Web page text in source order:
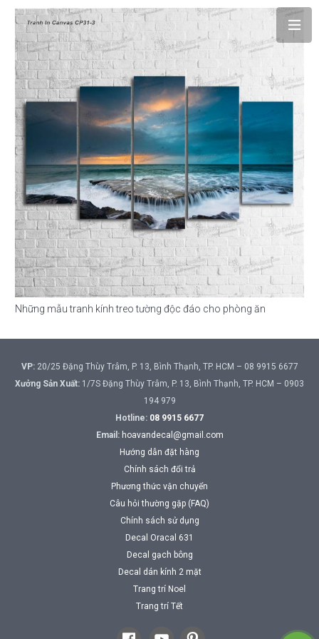
Những mẫu tranh kính treo tường độc đáo cho phòng ăn
VP:20/25 Đặng Thùy Trâm, P. 13, Bình Thạnh, TP. HCM – 08 9915 6677
Xưởng Sản Xuất: 1/7S Đặng Thùy Trâm, P. 13, Bình Thạnh, TP. HCM – 0903
194 979
Hotline: 08 9915 6677
Email: hoavandecal@gmail.com
Hướng dẫn đặt hàng
Chính sách đổi trả
Phương thức vận chuyển
Câu hỏi thường gặp (FAQ)
Chính sách sử dụng
Decal Oracal 631
Decal gạch bông
Decal dán kính 2 mặt
Trang trí Noel
Trang trí Tết